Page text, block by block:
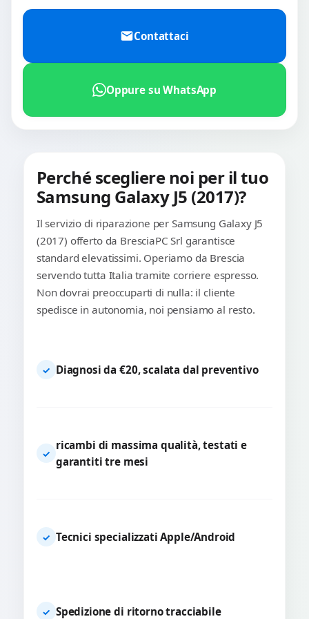
Contattaci
Oppure su WhatsApp
Perché scegliere noi per il tuo
Samsung Galaxy J5 (2017)?
Il servizio di riparazione per Samsung Galaxy J5
(2017) offerto da BresciaPC Srl garantisce
standard elevatissimi. Operiamo da Brescia
servendo tutta Italia tramite corriere espresso.
Non dovrai preoccuparti di nulla: il cliente
spedisce in autonomia, noi pensiamo al resto.
✓ Diagnosi da €20, scalata dal preventivo
✓
ricambi di massima qualità, testati e
garantiti tre mesi
✓ Tecnici specializzati Apple/Android
✓ Spedizione di ritorno tracciabile